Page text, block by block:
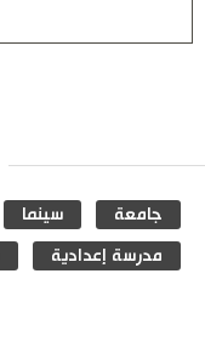
جامعة سينما
مدرسة إعدادية